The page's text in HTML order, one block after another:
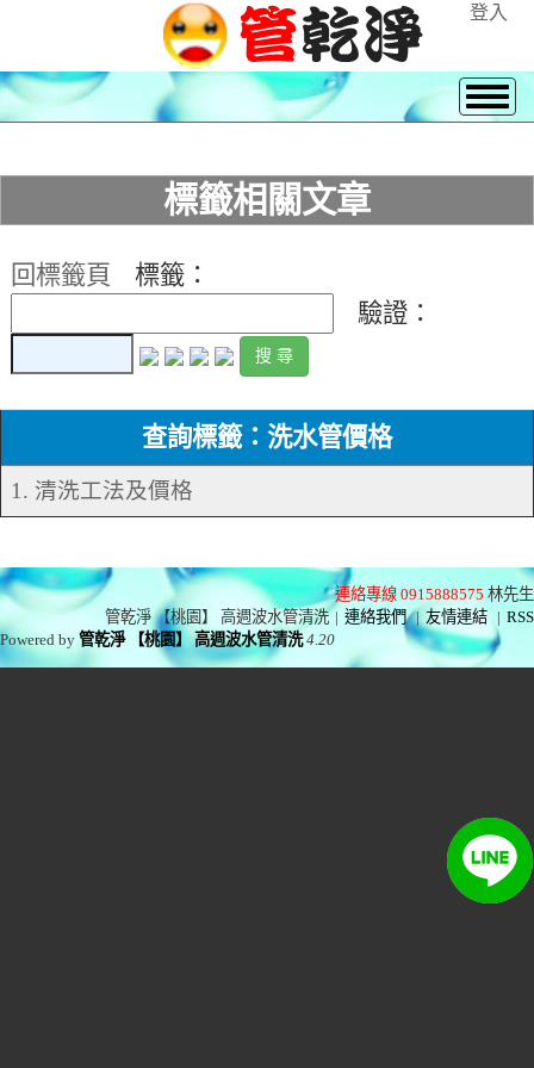
登入
標籤相關文章
回標籤頁
標籤：
驗證：
查詢標籤：洗水管價格
1. 清洗工法及價格
連絡專線 0915888575 林先生
管乾淨 【桃園】 高週波水管清洗 | 連絡我們 | 友情連結 | RSS
Powered by管乾淨 【桃園】 高週波水管清洗 4.20